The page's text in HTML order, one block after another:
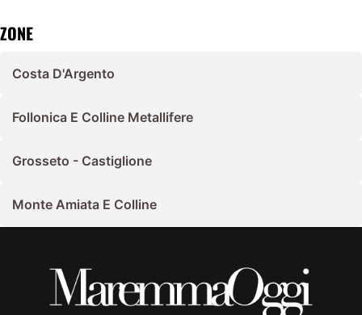
ZONE
Costa D'Argento
Follonica E Colline Metallifere
Grosseto - Castiglione
Monte Amiata E Colline